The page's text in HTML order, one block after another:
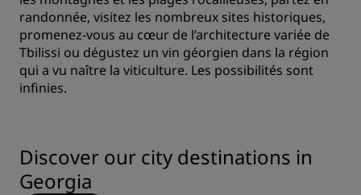
randonnée, visitez les nombreux sites historiques,
promenez-vous au cœur de l’architecture variée de
Tbilissi ou dégustez un vin géorgien dans la région
qui a vu naître la viticulture. Les possibilités sont
infinies.
Discover our city destinations in
Georgia